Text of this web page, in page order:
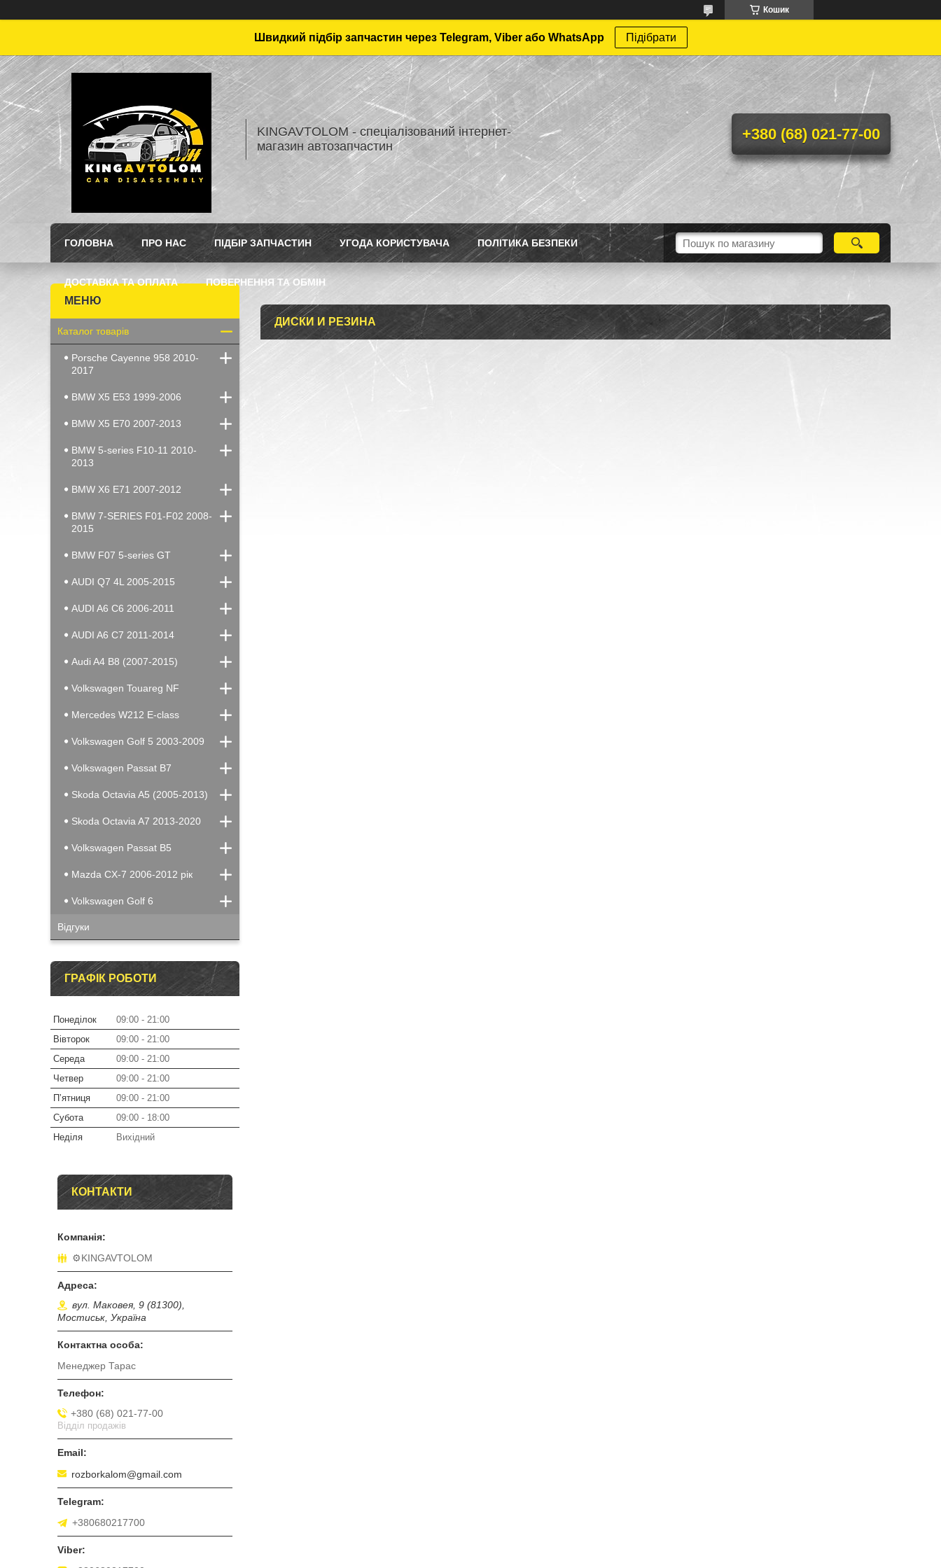
Кошик
Швидкий підбір запчастин через Telegram, Viber або WhatsApp Підібрати
KINGAVTOLOM - спеціалізований інтернет-
магазин автозапчастин
+380 (68) 021-77-00
ГОЛОВНА ПРО НАС ПІДБІР ЗАПЧАСТИН УГОДА КОРИСТУВАЧА ПОЛІТИКА БЕЗПЕКИ
ДОСТАВКА ТА ОПЛАТА ПОВЕРНЕННЯ ТА ОБМІН
ДИСКИ И РЕЗИНА
Каталог товарів
Porsche Cayenne 958 2010-
2017
BMW X5 E53 1999-2006
BMW X5 E70 2007-2013
BMW 5-series F10-11 2010-
2013
BMW X6 E71 2007-2012
BMW 7-SERIES F01-F02 2008-
2015
BMW F07 5-series GT
AUDI Q7 4L 2005-2015
AUDI A6 C6 2006-2011
AUDI A6 C7 2011-2014
Audi A4 B8 (2007-2015)
Volkswagen Touareg NF
Mercedes W212 E-class
Volkswagen Golf 5 2003-2009
Volkswagen Passat B7
Skoda Octavia A5 (2005-2013)
Skoda Octavia A7 2013-2020
Volkswagen Passat B5
Mazda CX-7 2006-2012 рік
Volkswagen Golf 6
Відгуки
ГРАФІК РОБОТИ
Понеділок 09:00
21:00
Вівторок
09:00
21:00
Середа
09:00
21:00
Четвер
09:00
21:00
Пʼятниця
09:00
21:00
Субота
09:00
18:00
Неділя
Вихідний
КОНТАКТИ
⚙️KINGAVTOLOM
вул. Маковея, 9 (81300),
Мостиськ, Україна
Менеджер Тарас
+380 (68) 021-77-00
Відділ продажів
rozborkalom@gmail.com
+380680217700